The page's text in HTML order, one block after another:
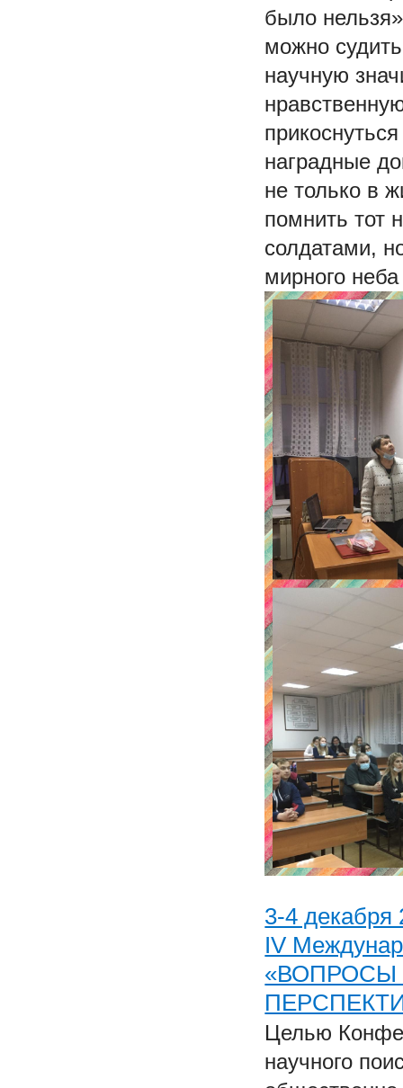
было
можно
научную
наградные
не только в
помнить тот
солдатами,
мирного
3-4 декабря
IV
Целью
научного